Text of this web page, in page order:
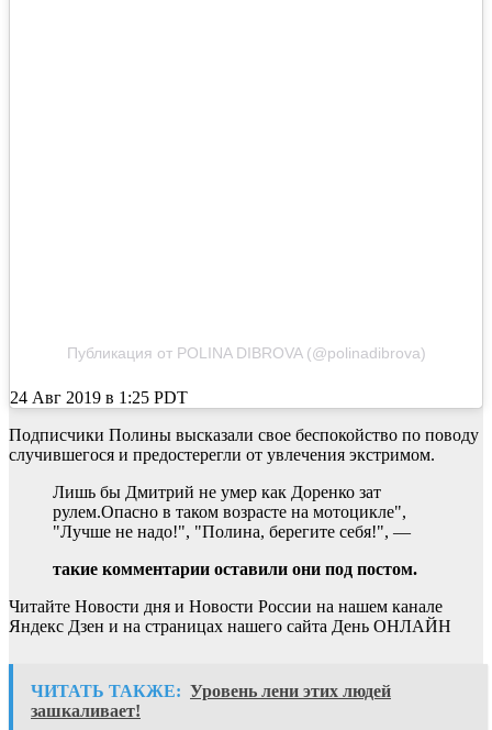
Публикация от POLINA DIBROVA (@polinadibrova)
24 Авг 2019 в 1:25 PDT
Подписчики Полины высказали свое беспокойство по поводу
случившегося и предостерегли от увлечения экстримом.
Лишь бы Дмитрий не умер как Доренко зат
рулем.Опасно в таком возрасте на мотоцикле",
"Лучше не надо!", "Полина, берегите себя!", —
такие комментарии оставили они под постом.
Читайте Новости дня и Новости России на нашем канале
Яндекс Дзен и на страницах нашего сайта День ОНЛАЙН
ЧИТАТЬ ТАКЖЕ: Уровень лени этих людей
зашкаливает!